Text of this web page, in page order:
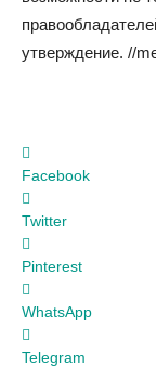
утверждение. //
Facebook
Twitter
Pinterest
WhatsApp
Telegram